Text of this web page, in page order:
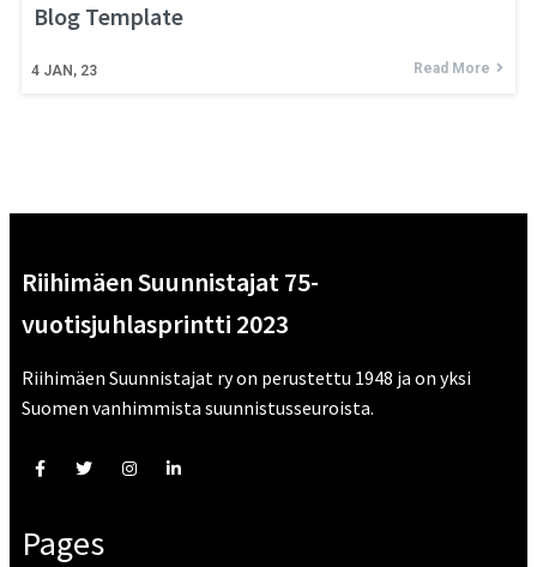
Blog Template
4 JAN, 23 Read More
Riihimäen Suunnistajat 75-
vuotisjuhlasprintti 2023
Riihimäen Suunnistajat ry on perustettu 1948 ja on yksi
Suomen vanhimmista suunnistusseuroista.
Pages